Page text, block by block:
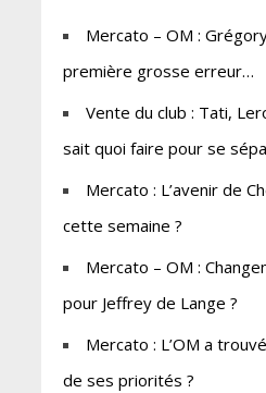
Mercato – OM :
première grosse erreur…
Vente du club : Tati,
sait quoi faire pour se
Mercato : L’avenir de
cette semaine ?
Mercato – OM :
pour Jeffrey de Lange ?
Mercato : L’OM a
de ses priorités ?